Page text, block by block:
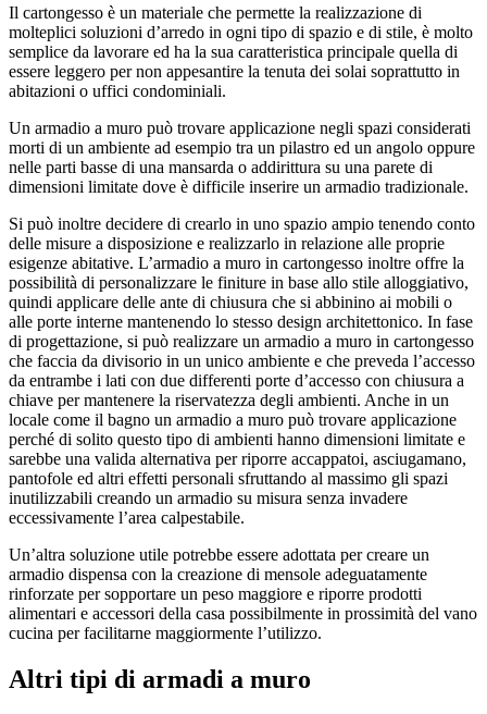
Il cartongesso è un materiale che permette la realizzazione di
molteplici soluzioni d’arredo in ogni tipo di spazio e di stile, è molto
semplice da lavorare ed ha la sua caratteristica principale quella di
essere leggero per non appesantire la tenuta dei solai soprattutto in
abitazioni o uffici condominiali.
Un armadio a muro può trovare applicazione negli spazi considerati
morti di un ambiente ad esempio tra un pilastro ed un angolo oppure
nelle parti basse di una mansarda o addirittura su una parete di
dimensioni limitate dove è difficile inserire un armadio tradizionale.
Si può inoltre decidere di crearlo in uno spazio ampio tenendo conto
delle misure a disposizione e realizzarlo in relazione alle proprie
esigenze abitative. L’armadio a muro in cartongesso inoltre offre la
possibilità di personalizzare le finiture in base allo stile alloggiativo,
quindi applicare delle ante di chiusura che si abbinino ai mobili o
alle porte interne mantenendo lo stesso design architettonico. In fase
di progettazione, si può realizzare un armadio a muro in cartongesso
che faccia da divisorio in un unico ambiente e che preveda l’accesso
da entrambe i lati con due differenti porte d’accesso con chiusura a
chiave per mantenere la riservatezza degli ambienti. Anche in un
locale come il bagno un armadio a muro può trovare applicazione
perché di solito questo tipo di ambienti hanno dimensioni limitate e
sarebbe una valida alternativa per riporre accappatoi, asciugamano,
pantofole ed altri effetti personali sfruttando al massimo gli spazi
inutilizzabili creando un armadio su misura senza invadere
eccessivamente l’area calpestabile.
Un’altra soluzione utile potrebbe essere adottata per creare un
armadio dispensa con la creazione di mensole adeguatamente
rinforzate per sopportare un peso maggiore e riporre prodotti
alimentari e accessori della casa possibilmente in prossimità del vano
cucina per facilitarne maggiormente l’utilizzo.
Altri tipi di armadi a muro